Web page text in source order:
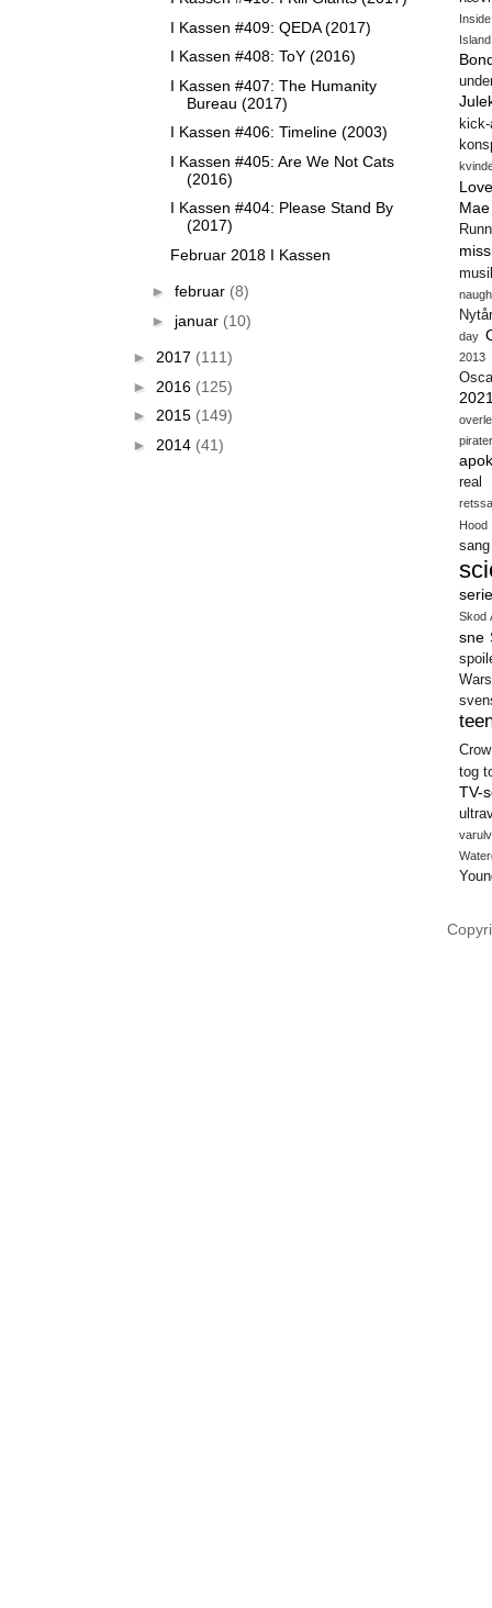
I Kassen #409: QEDA (2017)
I Kassen #408: ToY (2016)
I Kassen #407: The Humanity
Bureau (2017)
I Kassen #406: Timeline (2003)
I Kassen #405: Are We Not Cats
(2016)
I Kassen #404: Please Stand By
(2017)
Februar 2018 I Kassen
► februar (8)
► januar (10)
► 2017 (111)
► 2016 (125)
► 2015 (149)
► 2014 (41)
Island
Nytår
day
2013
pirater
real
Hood
Skod
sne
Wars
Crow
tog
TV-
varulv